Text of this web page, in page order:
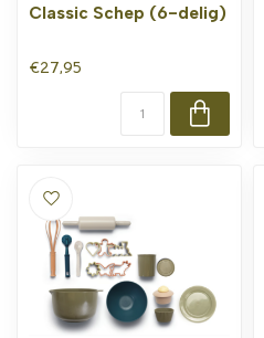
Classic Schep (6-delig)
€27,95